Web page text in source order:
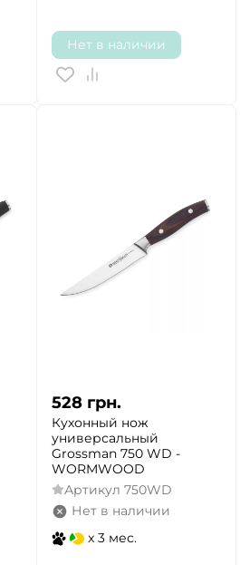
Нет в наличии
528 грн.
Кухонный нож
универсальный
Grossman 750 WD -
WORMWOOD
Артикул 750WD
Нет в наличии
x 3 мес.
ДА